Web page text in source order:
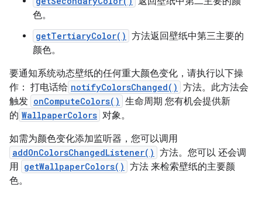
色。
getTertiaryColor() 方法返回壁纸中第三主要的
颜色。
要通知系统动态壁纸的任何重大颜色变化，请执行以下操
作： 打电话给 notifyColorsChanged() 方法。此方法会
触发 onComputeColors() 生命周期 您有机会提供新
的 WallpaperColors 对象。
如需为颜色变化添加监听器，您可以调用
addOnColorsChangedListener() 方法。您可以 还会调
用 getWallpaperColors() 方法 来检索壁纸的主要颜
色。